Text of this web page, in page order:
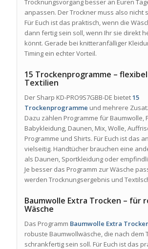
Trocknungsvorgang besser an Euren
anpassen. Der Trockner muss also nicht
Für Euch ist das praktisch, wenn die
dann fertig sein soll, wenn Ihr sie direkt
könnt. Gerade bei knitteranfälliger
Timing ein echter Vorteil.
15 Trockenprogramme –
Textilien
Der Sharp KD-PRO9S7GBB-DE bietet15
Trockenprogramme und mehrere
Dazu zählen Programme für Baumwolle,
Babykleidung, Daunen, Mix, Wolle,
Programme und Shirts. Für Euch ist das
vielseitig. Handtücher brauchen eine
als Daunen, Sportkleidung oder
Je besser das Programm zur Wäsche
werden Trocknungsergebnis und
Baumwolle Extra Trocken – für
Wäsche
Das Programm Baumwolle Extra
robuste Baumwollwäsche, die nach dem
schrankfertig sein soll. Für Euch ist das